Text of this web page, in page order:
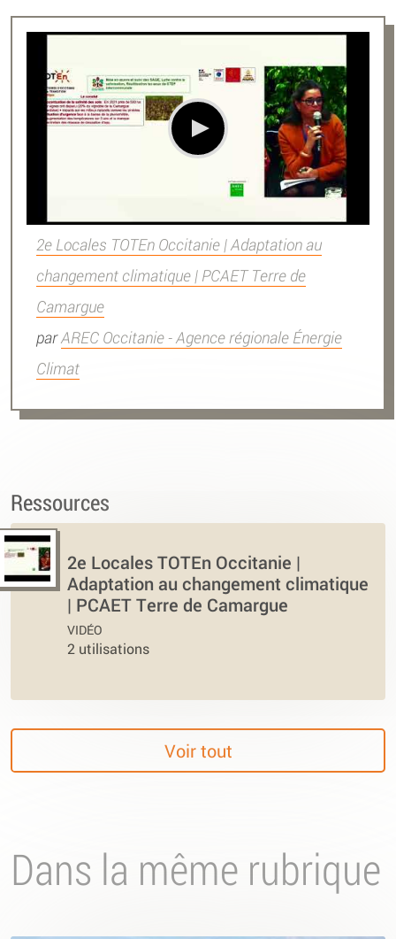
2e Locales TOTEn Occitanie | Adaptation au
changement climatique | PCAET Terre de
Camargue
parAREC Occitanie - Agence régionale Énergie
Climat
Ressources
2e Locales TOTEn Occitanie |
Adaptation au changement climatique
| PCAET Terre de Camargue
VIDÉO
2 utilisations
Voir tout
Dans la même rubrique